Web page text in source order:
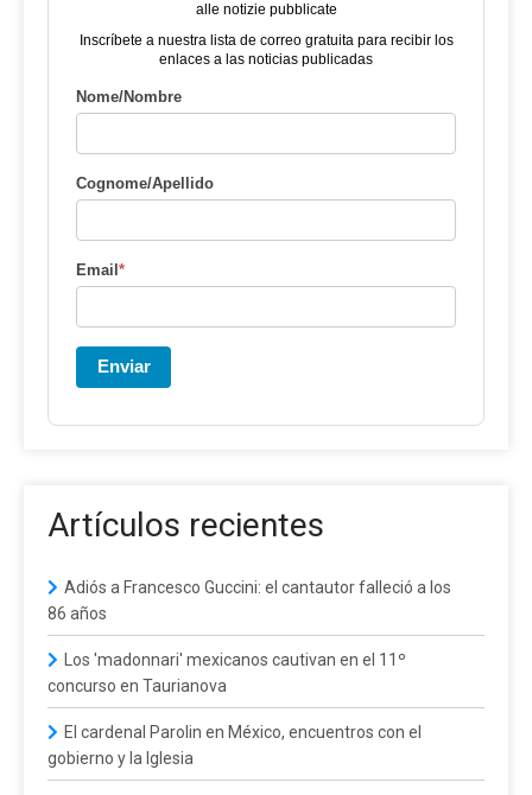
alle notizie pubblicate
Inscríbete a nuestra lista de correo gratuita para recibir los
enlaces a las noticias publicadas
Nome/Nombre
Cognome/Apellido
Email*
Enviar
Artículos recientes
Adiós a Francesco Guccini: el cantautor falleció a los
86 años
Los 'madonnari' mexicanos cautivan en el 11º
concurso en Taurianova
El cardenal Parolin en México, encuentros con el
gobierno y la Iglesia